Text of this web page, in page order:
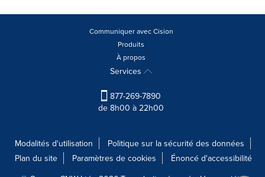
Communiquer avec Cision
Produits
À propos
Services
877-269-7890
de 8h00 à 22h00
Modalités d'utilisation
Politique sur la sécurité des données
Plan du site
Paramètres de cookies
Énoncé d'accessibilité